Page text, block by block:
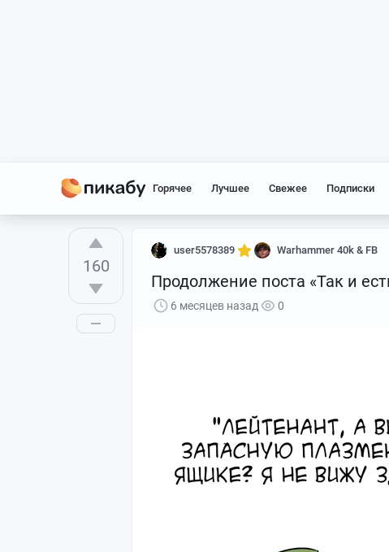
Горячее Лучшее Свежее Подписки
160
user5578389 Warhammer 40k & FB
Продолжение поста «Так и
6 месяцев назад 0